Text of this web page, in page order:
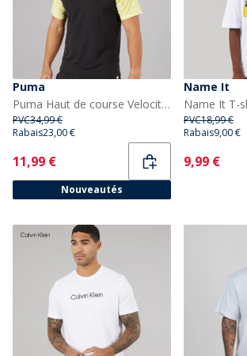
Puma
Puma Haut de course Velocity Marble Homme Noir/Jaune
PVC34,99 €
Rabais23,00 €
Current
11,99 €
Nouveautés
Name It
PVC18,99 €
Rabais9,00 €
Current
9,99 €